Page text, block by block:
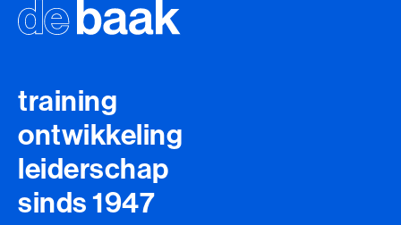
training
ontwikkeling
leiderschap
sinds 1947